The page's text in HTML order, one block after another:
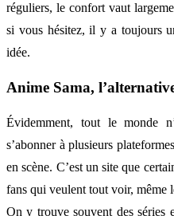
réguliers, le confort vaut
si vous hésitez, il y a toujours
idée.
Anime Sama,
Évidemment, tout le monde
s’abonner à plusieurs
en scène. C’est un site que
fans qui veulent tout voir, même
On y trouve souvent des séries